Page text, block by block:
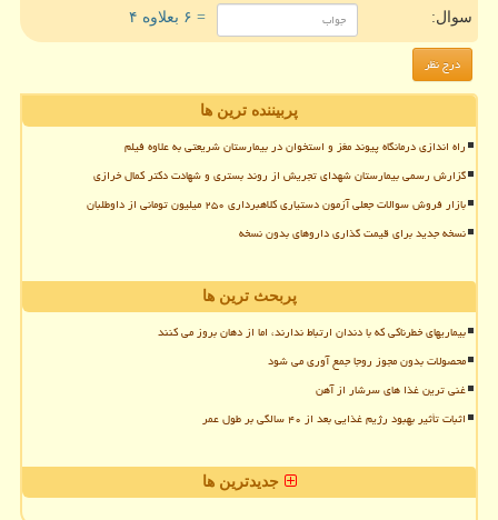
سوال: = ۶ بعلاوه ۴
پربیننده ترین ها
راه اندازی درمانگاه پیوند مغز و استخوان در بیمارستان شریعتی به علاوه فیلم
گزارش رسمی بیمارستان شهدای تجریش از روند بستری و شهادت دکتر کمال خرازی
بازار فروش سوالات جعلی آزمون دستیاری کلاهبرداری ۲۵۰ میلیون تومانی از داوطلبان
نسخه جدید برای قیمت گذاری داروهای بدون نسخه
پربحث ترین ها
بیماریهای خطرناکی که با دندان ارتباط ندارند، اما از دهان بروز می کنند
محصولات بدون مجوز روجا جمع آوری می شود
غنی ترین غذا های سرشار از آهن
اثبات تأثیر بهبود رژیم غذایی بعد از ۴۰ سالگی بر طول عمر
جدیدترین ها